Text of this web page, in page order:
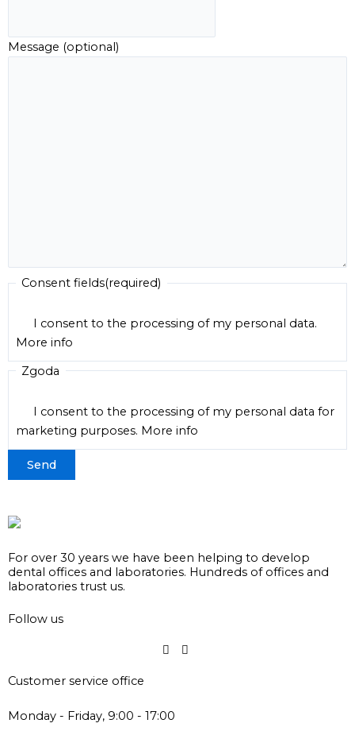
Message (optional)
Consent fields(required)
I consent to the processing of my personal data.
More info
Zgoda
I consent to the processing of my personal data for
marketing purposes. More info
For over 30 years we have been helping to develop
dental offices and laboratories. Hundreds of offices and
laboratories trust us.
Follow us
Customer service office
Monday - Friday, 9:00 - 17:00